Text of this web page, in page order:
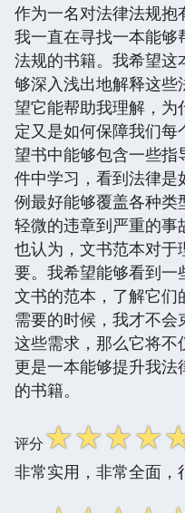
作为一名对法律法规抱
我一直在寻找一本能
法规的书籍。我希望
够深入浅出地解释这
望它能帮助我理解，
定又是如何保障我们
望书中能够包含一些指
件中学习，看到法律是
例最好能够覆盖各种类
轻微的违章到严重的
也认为，文书范本对于
要。我希望能够看到一
文书的范本，了解它们
需要的时候，我才不会
这些需求，那么它将不
更是一本能够提升我
的书籍。
评分☆☆☆☆
非常实用，非常全面，